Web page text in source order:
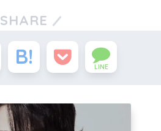
SHARE
LINE